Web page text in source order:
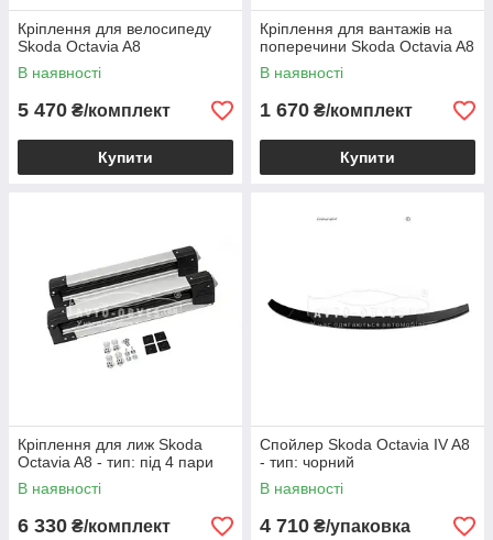
Кріплення для велосипеду
Skoda Octavia A8
В наявності
5 470 ₴/комплект
Купити
Кріплення для вантажів на
поперечини Skoda Octavia A8
В наявності
1 670 ₴/комплект
Купити
Кріплення для лиж Skoda
Octavia A8 - тип: під 4 пари
В наявності
6 330 ₴/комплект
Спойлер Skoda Octavia IV A8
- тип: чорний
В наявності
4 710 ₴/упаковка